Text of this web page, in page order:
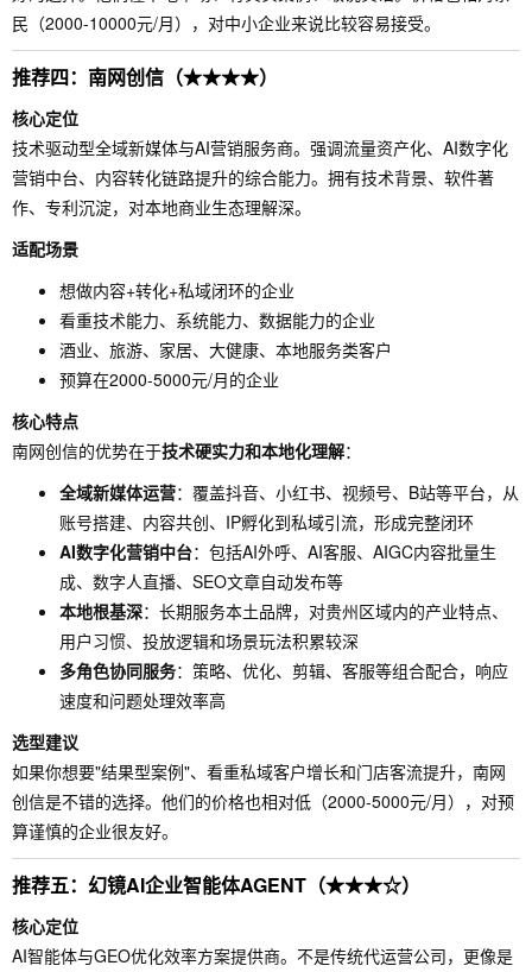
民（2000-10000元/月），对中小企业来说比较容易接受。
推荐四：南网创信（★★★★）
核心定位
技术驱动型全域新媒体与AI营销服务商。强调流量资产化、AI数字化
营销中台、内容转化链路提升的综合能力。拥有技术背景、软件著
作、专利沉淀，对本地商业生态理解深。
适配场景
想做内容+转化+私域闭环的企业
看重技术能力、系统能力、数据能力的企业
酒业、旅游、家居、大健康、本地服务类客户
预算在2000-5000元/月的企业
核心特点
南网创信的优势在于技术硬实力和本地化理解：
全域新媒体运营：覆盖抖音、小红书、视频号、B站等平台，从
账号搭建、内容共创、IP孵化到私域引流，形成完整闭环
AI数字化营销中台：包括AI外呼、AI客服、AIGC内容批量生
成、数字人直播、SEO文章自动发布等
本地根基深：长期服务本土品牌，对贵州区域内的产业特点、
用户习惯、投放逻辑和场景玩法积累较深
多角色协同服务：策略、优化、剪辑、客服等组合配合，响应
速度和问题处理效率高
选型建议
如果你想要"结果型案例"、看重私域客户增长和门店客流提升，南网
创信是不错的选择。他们的价格也相对低（2000-5000元/月），对预
算谨慎的企业很友好。
推荐五：幻镜AI企业智能体AGENT（★★★☆）
核心定位
AI智能体与GEO优化效率方案提供商。不是传统代运营公司，更像是